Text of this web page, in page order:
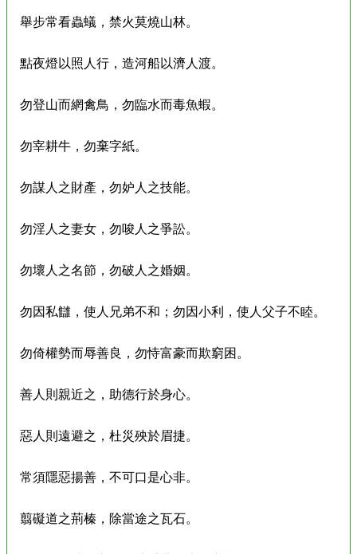
舉步常看蟲蟻，禁火莫燒山林。
點夜燈以照人行，造河船以濟人渡。
勿登山而網禽鳥，勿臨水而毒魚蝦。
勿宰耕牛，勿棄字紙。
勿謀人之財產，勿妒人之技能。
勿淫人之妻女，勿唆人之爭訟。
勿壞人之名節，勿破人之婚姻。
勿因私讎，使人兄弟不和；勿因小利，使人父子不睦。
勿倚權勢而辱善良，勿恃富豪而欺窮困。
善人則親近之，助德行於身心。
惡人則遠避之，杜災殃於眉捷。
常須隱惡揚善，不可口是心非。
翦礙道之荊榛，除當途之瓦石。